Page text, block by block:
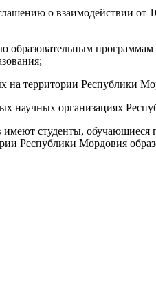
о взаимодействии от
территории Республики
научных организациях
студенты,
Республики Мордовия